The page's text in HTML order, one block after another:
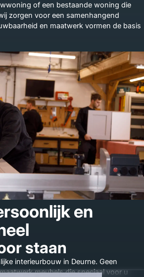
of een bestaande woning die
zorgen voor een samenhangend
en maatwerk vormen de basis
en
staan
interieurbouw in Deurne. Geen
meubels die speciaal voor u